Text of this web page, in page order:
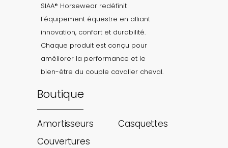
SIAA® Horsewear redéfinit
l'équipement équestre en alliant
innovation, confort et durabilité.
Chaque produit est conçu pour
améliorer la performance et le
bien-être du couple cavalier cheval.
Boutique
Amortisseurs
Couvertures
Casquettes